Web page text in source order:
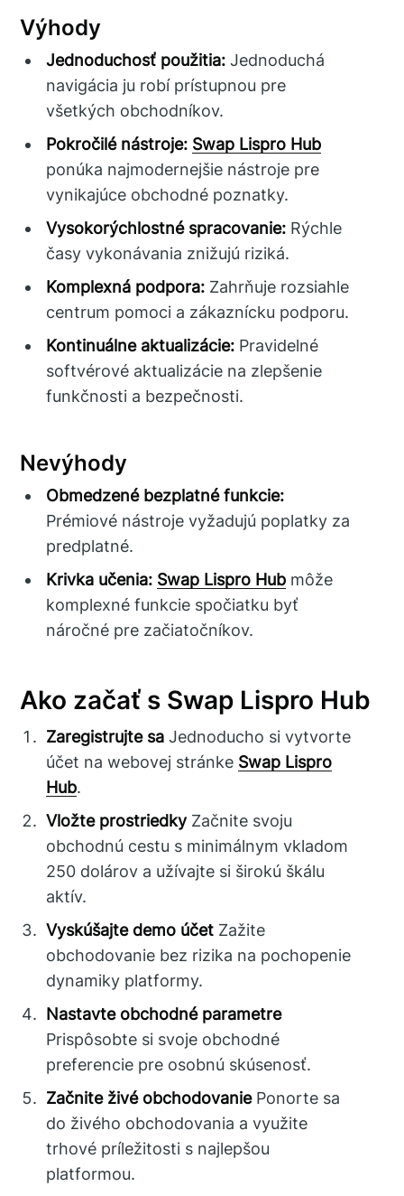
Výhody
Jednoduchosť použitia: Jednoduchá
navigácia ju robí prístupnou pre
všetkých obchodníkov.
Pokročilé nástroje: Swap Lispro Hub
ponúka najmodernejšie nástroje pre
vynikajúce obchodné poznatky.
Vysokorýchlostné spracovanie: Rýchle
časy vykonávania znižujú riziká.
Komplexná podpora: Zahrňuje rozsiahle
centrum pomoci a zákaznícku podporu.
Kontinuálne aktualizácie: Pravidelné
softvérové aktualizácie na zlepšenie
funkčnosti a bezpečnosti.
Nevýhody
Obmedzené bezplatné funkcie:
Prémiové nástroje vyžadujú poplatky za
predplatné.
Krivka učenia: Swap Lispro Hub môže
komplexné funkcie spočiatku byť
náročné pre začiatočníkov.
Ako začať s Swap Lispro Hub
Zaregistrujte sa Jednoducho si vytvorte
účet na webovej stránke Swap Lispro
Hub.
Vložte prostriedkyZačnite svoju
obchodnú cestu s minimálnym vkladom
250 dolárov a užívajte si širokú škálu
aktív.
Vyskúšajte demo účet Zažite
obchodovanie bez rizika na pochopenie
dynamiky platformy.
Nastavte obchodné parametre
Prispôsobte si svoje obchodné
preferencie pre osobnú skúsenosť.
Začnite živé obchodovaniePonorte sa
do živého obchodovania a využite
trhové príležitosti s najlepšou
platformou.